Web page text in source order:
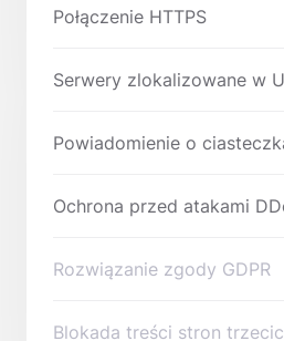
Połączenie HTTPS
Serwery zlokalizowane w
Powiadomienie o
Ochrona przed atakami
Rozwiązanie zgody GDPR
Blokada treści stron